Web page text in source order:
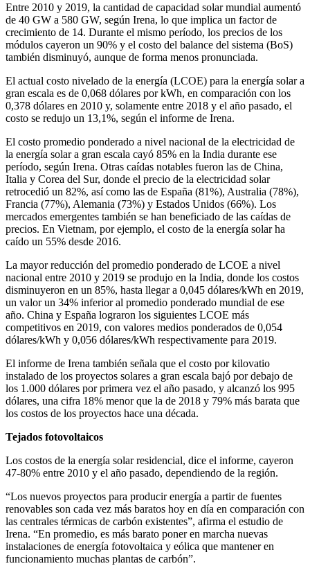
Entre 2010 y 2019, la cantidad de capacidad solar mundial aumentó
de 40 GW a 580 GW, según Irena, lo que implica un factor de
crecimiento de 14. Durante el mismo período, los precios de los
módulos cayeron un 90% y el costo del balance del sistema (BoS)
también disminuyó, aunque de forma menos pronunciada.
El actual costo nivelado de la energía (LCOE) para la energía solar a
gran escala es de 0,068 dólares por kWh, en comparación con los
0,378 dólares en 2010 y, solamente entre 2018 y el año pasado, el
costo se redujo un 13,1%, según el informe de Irena.
El costo promedio ponderado a nivel nacional de la electricidad de
la energía solar a gran escala cayó 85% en la India durante ese
período, según Irena. Otras caídas notables fueron las de China,
Italia y Corea del Sur, donde el precio de la electricidad solar
retrocedió un 82%, así como las de España (81%), Australia (78%),
Francia (77%), Alemania (73%) y Estados Unidos (66%). Los
mercados emergentes también se han beneficiado de las caídas de
precios. En Vietnam, por ejemplo, el costo de la energía solar ha
caído un 55% desde 2016.
La mayor reducción del promedio ponderado de LCOE a nivel
nacional entre 2010 y 2019 se produjo en la India, donde los costos
disminuyeron en un 85%, hasta llegar a 0,045 dólares/kWh en 2019,
un valor un 34% inferior al promedio ponderado mundial de ese
año. China y España lograron los siguientes LCOE más
competitivos en 2019, con valores medios ponderados de 0,054
dólares/kWh y 0,056 dólares/kWh respectivamente para 2019.
El informe de Irena también señala que el costo por kilovatio
instalado de los proyectos solares a gran escala bajó por debajo de
los 1.000 dólares por primera vez el año pasado, y alcanzó los 995
dólares, una cifra 18% menor que la de 2018 y 79% más barata que
los costos de los proyectos hace una década.
Tejados fotovoltaicos
Los costos de la energía solar residencial, dice el informe, cayeron
47-80% entre 2010 y el año pasado, dependiendo de la región.
“Los nuevos proyectos para producir energía a partir de fuentes
renovables son cada vez más baratos hoy en día en comparación con
las centrales térmicas de carbón existentes”, afirma el estudio de
Irena. “En promedio, es más barato poner en marcha nuevas
instalaciones de energía fotovoltaica y eólica que mantener en
funcionamiento muchas plantas de carbón”.